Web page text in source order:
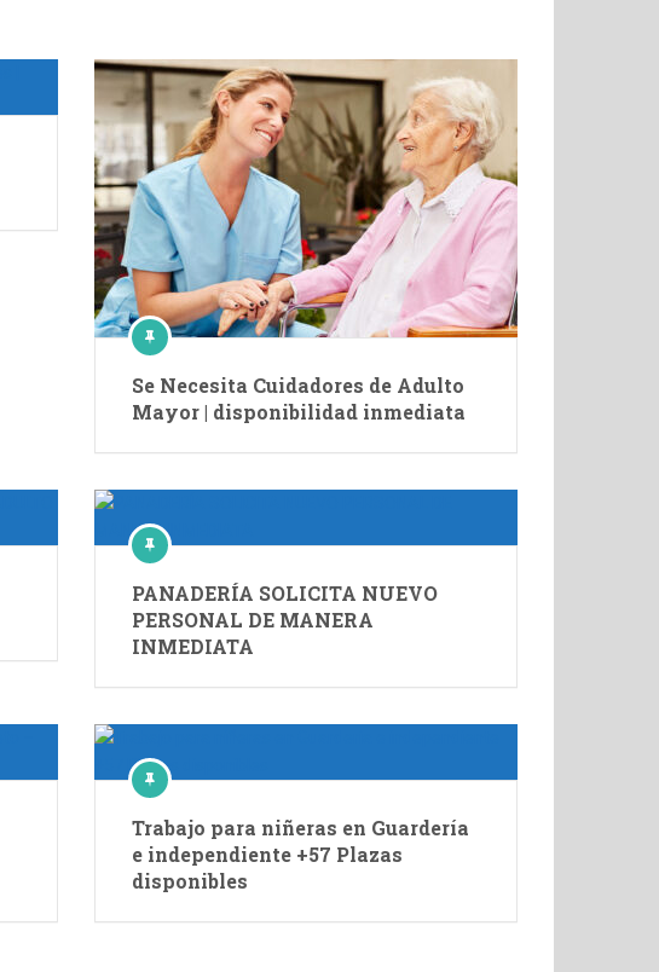
Se Necesita Cuidadores de Adulto
Mayor | disponibilidad inmediata
PANADERÍA SOLICITA NUEVO
PERSONAL DE MANERA
INMEDIATA
Trabajo para niñeras en Guardería
e independiente +57 Plazas
disponibles